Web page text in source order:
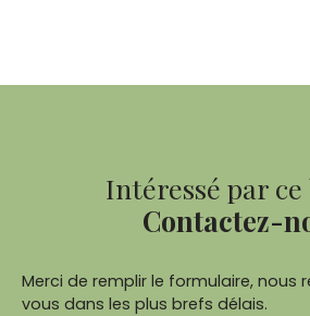
Intéressé par ce
Contactez-
Merci de remplir le formulaire, nous
vous dans les plus brefs délais.